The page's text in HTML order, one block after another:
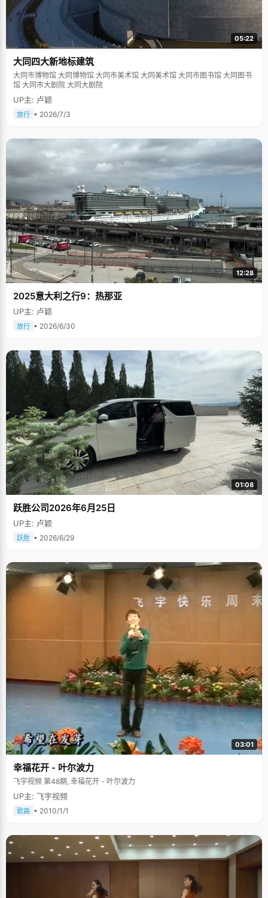
05:22
大同四大新地标建筑
大同市博物馆 大同博物馆 大同市美术馆 大同美术馆 大同市图书馆 大同图书
馆 大同市大剧院 大同大剧院
UP主: 卢颖
旅行 • 2026/7/3
12:28
2025意大利之行9：热那亚
UP主: 卢颖
旅行 • 2026/6/30
01:08
跃胜公司2026年6月25日
UP主: 卢颖
跃胜 • 2026/6/29
03:01
幸福花开 - 叶尔波力
飞宇视频 第48期, 幸福花开 - 叶尔波力
UP主: 飞宇视频
歌曲 • 2010/1/1